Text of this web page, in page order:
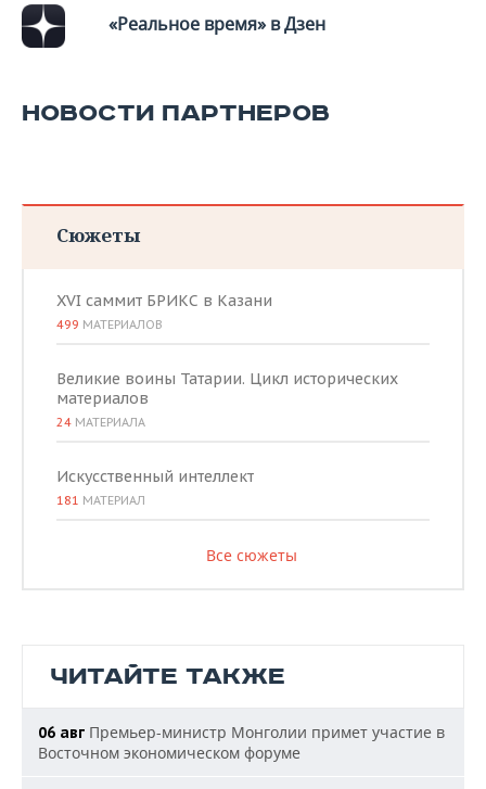
«Реальное время» в Дзен
НОВОСТИ ПАРТНЕРОВ
Сюжеты
XVI саммит БРИКС в Казани
499 МАТЕРИАЛОВ
Великие воины Татарии. Цикл исторических
материалов
24 МАТЕРИАЛА
Искусственный интеллект
181 МАТЕРИАЛ
Все сюжеты
ЧИТАЙТЕ ТАКЖЕ
06 авг Премьер-министр Монголии примет участие в
Восточном экономическом форуме